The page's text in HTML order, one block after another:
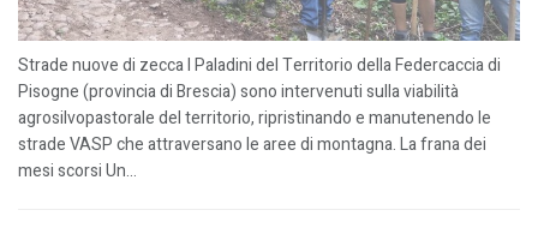
Strade nuove di zecca I Paladini del Territorio della Federcaccia di
Pisogne (provincia di Brescia) sono intervenuti sulla viabilità
agrosilvopastorale del territorio, ripristinando e manutenendo le
strade VASP che attraversano le aree di montagna. La frana dei
mesi scorsi Un...